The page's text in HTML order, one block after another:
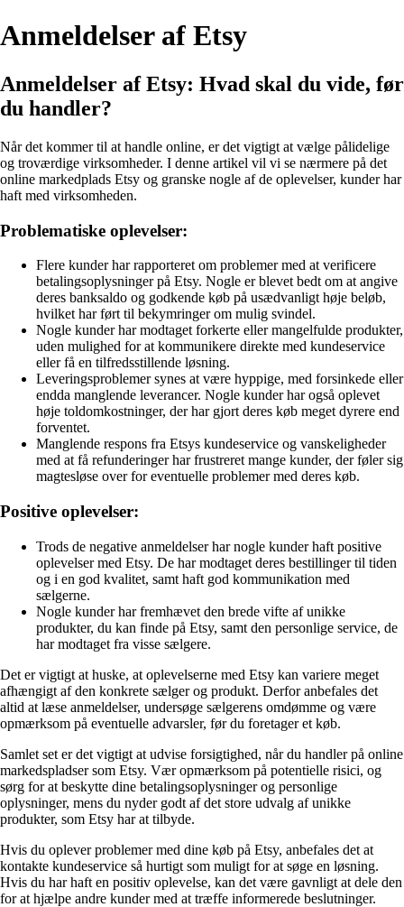
Anmeldelser af Etsy
Anmeldelser af Etsy: Hvad skal du vide, før
du handler?
Når det kommer til at handle online, er det vigtigt at vælge pålidelige
og troværdige virksomheder. I denne artikel vil vi se nærmere på det
online markedplads Etsy og granske nogle af de oplevelser, kunder har
haft med virksomheden.
Problematiske oplevelser:
Flere kunder har rapporteret om problemer med at verificere
betalingsoplysninger på Etsy. Nogle er blevet bedt om at angive
deres banksaldo og godkende køb på usædvanligt høje beløb,
hvilket har ført til bekymringer om mulig svindel.
Nogle kunder har modtaget forkerte eller mangelfulde produkter,
uden mulighed for at kommunikere direkte med kundeservice
eller få en tilfredsstillende løsning.
Leveringsproblemer synes at være hyppige, med forsinkede eller
endda manglende leverancer. Nogle kunder har også oplevet
høje toldomkostninger, der har gjort deres køb meget dyrere end
forventet.
Manglende respons fra Etsys kundeservice og vanskeligheder
med at få refunderinger har frustreret mange kunder, der føler sig
magtesløse over for eventuelle problemer med deres køb.
Positive oplevelser:
Trods de negative anmeldelser har nogle kunder haft positive
oplevelser med Etsy. De har modtaget deres bestillinger til tiden
og i en god kvalitet, samt haft god kommunikation med
sælgerne.
Nogle kunder har fremhævet den brede vifte af unikke
produkter, du kan finde på Etsy, samt den personlige service, de
har modtaget fra visse sælgere.
Det er vigtigt at huske, at oplevelserne med Etsy kan variere meget
afhængigt af den konkrete sælger og produkt. Derfor anbefales det
altid at læse anmeldelser, undersøge sælgerens omdømme og være
opmærksom på eventuelle advarsler, før du foretager et køb.
Samlet set er det vigtigt at udvise forsigtighed, når du handler på online
markedspladser som Etsy. Vær opmærksom på potentielle risici, og
sørg for at beskytte dine betalingsoplysninger og personlige
oplysninger, mens du nyder godt af det store udvalg af unikke
produkter, som Etsy har at tilbyde.
Hvis du oplever problemer med dine køb på Etsy, anbefales det at
kontakte kundeservice så hurtigt som muligt for at søge en løsning.
Hvis du har haft en positiv oplevelse, kan det være gavnligt at dele den
for at hjælpe andre kunder med at træffe informerede beslutninger.